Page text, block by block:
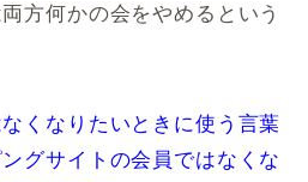
方何かの会をやめるという
なくなりたいときに使う言葉
グサイトの会員ではなくな